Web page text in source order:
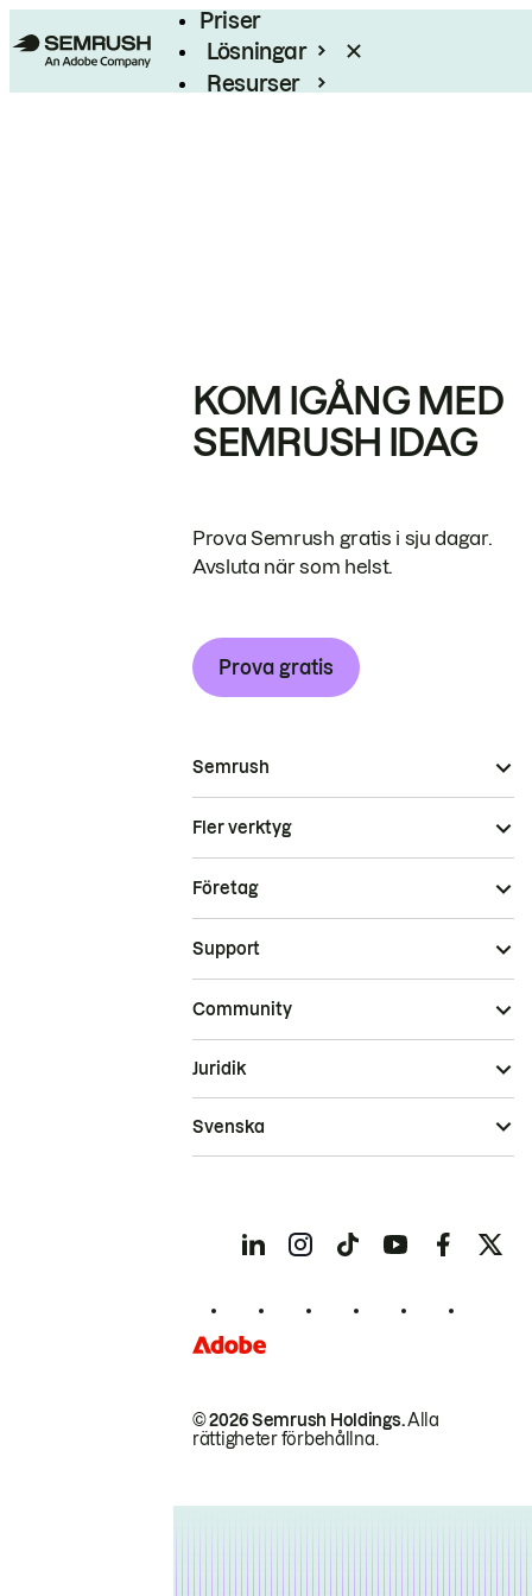
Priser
Lösningar
Resurser
KOM IGÅNG MED
SEMRUSH IDAG
Prova Semrush gratis i sju dagar.
Avsluta när som helst.
Prova gratis
Semrush
Fler verktyg
Företag
Support
Community
© 2026 Semrush Holdings.Alla
rättigheter förbehållna.
Juridik
Svenska